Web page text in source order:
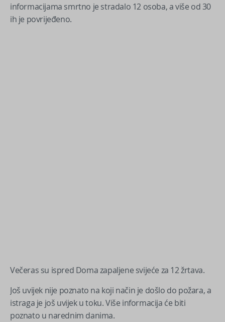
informacijama smrtno je stradalo 12 osoba, a više od 30
ih je povrijeđeno.
Večeras su ispred Doma zapaljene svijeće za 12 žrtava.
Još uvijek nije poznato na koji način je došlo do požara, a
istraga je još uvijek u toku. Više informacija će biti
poznato u narednim danima.